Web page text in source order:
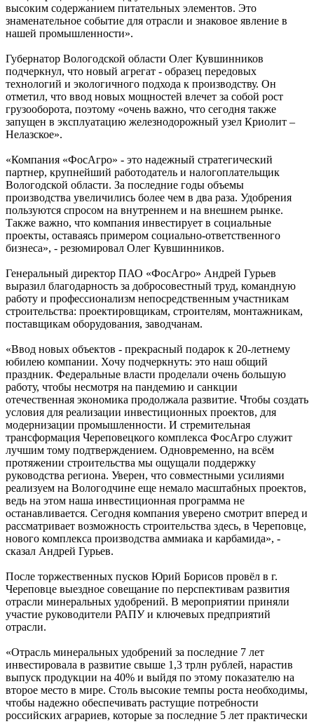
высоким содержанием питательных элементов. Это
знаменательное событие для отрасли и знаковое явление в
нашей промышленности».
Губернатор Вологодской области Олег Кувшинников
подчеркнул, что новый агрегат - образец передовых
технологий и экологичного подхода к производству. Он
отметил, что ввод новых мощностей влечет за собой рост
грузооборота, поэтому «очень важно, что сегодня также
запущен в эксплуатацию железнодорожный узел Криолит –
Нелазское».
«Компания «ФосАгро» - это надежный стратегический
партнер, крупнейший работодатель и налогоплательщик
Вологодской области. За последние годы объемы
производства увеличились более чем в два раза. Удобрения
пользуются спросом на внутреннем и на внешнем рынке.
Также важно, что компания инвестирует в социальные
проекты, оставаясь примером социально-ответственного
бизнеса», - резюмировал Олег Кувшинников.
Генеральный директор ПАО «ФосАгро» Андрей Гурьев
выразил благодарность за добросовестный труд, командную
работу и профессионализм непосредственным участникам
строительства: проектировщикам, строителям, монтажникам,
поставщикам оборудования, заводчанам.
«Ввод новых объектов - прекрасный подарок к 20-летнему
юбилею компании. Хочу подчеркнуть: это наш общий
праздник. Федеральные власти проделали очень большую
работу, чтобы несмотря на пандемию и санкции
отечественная экономика продолжала развитие. Чтобы создать
условия для реализации инвестиционных проектов, для
модернизации промышленности. И стремительная
трансформация Череповецкого комплекса ФосАгро служит
лучшим тому подтверждением. Одновременно, на всём
протяжении строительства мы ощущали поддержку
руководства региона. Уверен, что совместными усилиями
реализуем на Вологодчине еще немало масштабных проектов,
ведь на этом наша инвестиционная программа не
останавливается. Сегодня компания уверено смотрит вперед и
рассматривает возможность строительства здесь, в Череповце,
нового комплекса производства аммиака и карбамида», -
сказал Андрей Гурьев.
После торжественных пусков Юрий Борисов провёл в г.
Череповце выездное совещание по перспективам развития
отрасли минеральных удобрений. В мероприятии приняли
участие руководители РАПУ и ключевых предприятий
отрасли.
«Отрасль минеральных удобрений за последние 7 лет
инвестировала в развитие свыше 1,3 трлн рублей, нарастив
выпуск продукции на 40% и выйдя по этому показателю на
второе место в мире. Столь высокие темпы роста необходимы,
чтобы надежно обеспечивать растущие потребности
российских аграриев, которые за последние 5 лет практически